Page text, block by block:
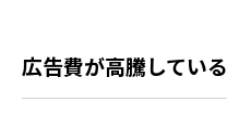
広告費が高騰してい